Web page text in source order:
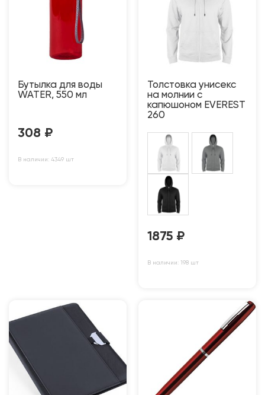
Бутылка для воды
WATER, 550 мл
308 ₽
В наличии: 4349 шт
Толстовка унисекс
на молнии с
капюшоном EVEREST
260
1875 ₽
В наличии: 198 шт